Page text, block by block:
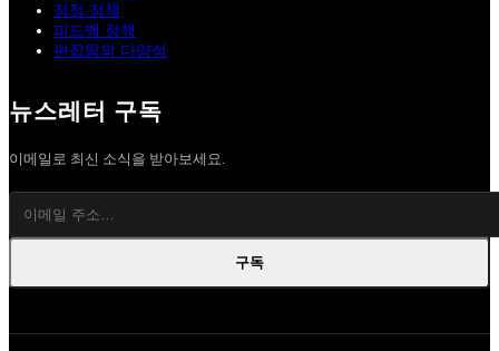
정정 정책
피드백 정책
편집팀의 다양성
뉴스레터 구독
이메일로 최신 소식을 받아보세요.
구독